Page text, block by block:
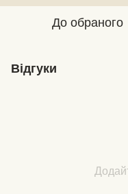
До обраного
Відгуки